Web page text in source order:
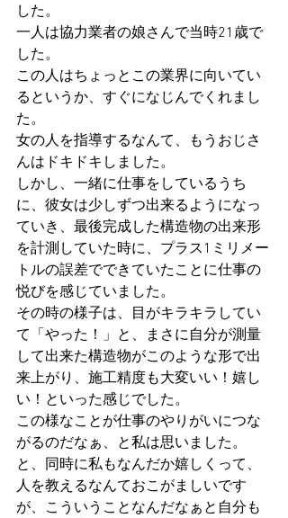
した。
一人は協力業者の娘さんで当時21歳で
した。
この人はちょっとこの業界に向いてい
るというか、すぐになじんでくれまし
た。
女の人を指導するなんて、もうおじさ
んはドキドキしました。
しかし、一緒に仕事をしているうち
に、彼女は少しずつ出来るようになっ
ていき、最後完成した構造物の出来形
を計測していた時に、プラス1ミリメー
トルの誤差でできていたことに仕事の
悦びを感じていました。
その時の様子は、目がキラキラしてい
て「やった！」と、まさに自分が測量
して出来た構造物がこのような形で出
来上がり、施工精度も大変いい！嬉し
い！といった感じでした。
この様なことが仕事のやりがいにつな
がるのだなぁ、と私は思いました。
と、同時に私もなんだか嬉しくって、
人を教えるなんておこがましいです
が、こういうことなんだなぁと自分も